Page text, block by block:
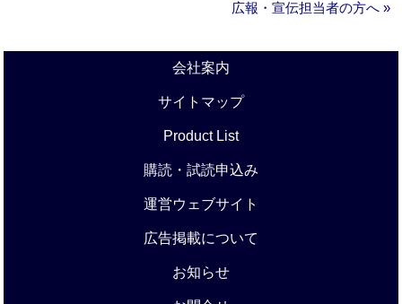
広報・宣伝担当者の方へ »
会社案内
サイトマップ
Product List
購読・試読申込み
運営ウェブサイト
広告掲載について
お知らせ